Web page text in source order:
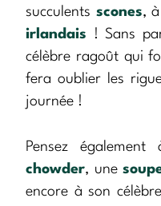
succulents scones,
irlandais ! Sans
célèbre ragoût qui
fera oublier les
journée !
Pensez
chowder, une
encore à son célèbre